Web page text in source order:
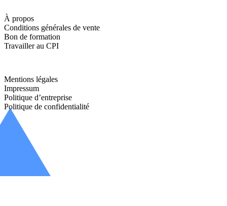
À propos
Conditions générales de vente
Bon de formation
Travailler au CPI
Mentions légales
Impressum
Politique d’entreprise
Politique de confidentialité